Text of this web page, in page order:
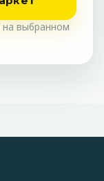
на выбранном